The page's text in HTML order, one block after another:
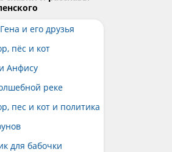
и его друзья
пёс и кот
Анфису
реке
пес и кот и политика
для бабочки